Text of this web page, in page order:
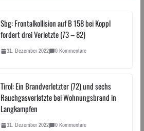
Sbg: Frontalkollision auf B 158 bei Koppl
fordert drei Verletzte (73 – 82)
31. Dezember 2022 0 Kommentare
Tirol: Ein Brandverletzter (72) und sechs
Rauchgasverletzte bei Wohnungsbrand in
Langkampfen
31. Dezember 2022 0 Kommentare